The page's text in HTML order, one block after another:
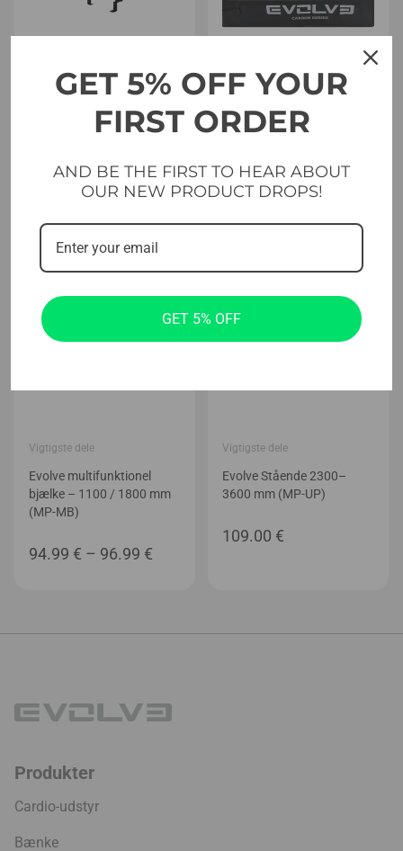
Vægbeslag
Evolve vægmonteret stativ
399.00€
Tværgående og funktionel
Evolve sæt med bløde
179.99€
Vigtigste dele
Evolve multifunktionel
bjælke – 1100 / 1800 mm
(MP-MB)
94.99 € – 96.99 €
Vigtigste dele
Evolve Stående 2300–
3600 mm (MP-UP)
109.00 €
Produkter
Cardio-udstyr
Bænke
GET 5% OFF YOUR
FIRST ORDER
AND BE THE FIRST TO HEAR ABOUT
OUR NEW PRODUCT DROPS!
GET 5% OFF